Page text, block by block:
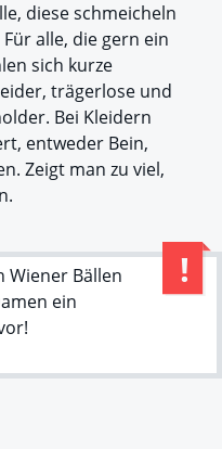
diese schmeicheln
alle, die gern ein
sich kurze
trägerlose und
Bei Kleidern
entweder Bein,
Zeigt man zu viel,
Wiener Bällen
ein